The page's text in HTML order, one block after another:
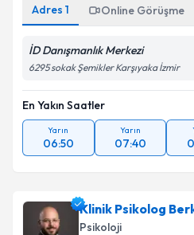
Adres 1 Online Görüşme
İD Danışmanlık Merkezi
6295 sokak Şemikler Karşıyaka İzmir
En Yakın Saatler
Yarın
06:50
Yarın
07:40
Klinik Psikolog
Psikoloji